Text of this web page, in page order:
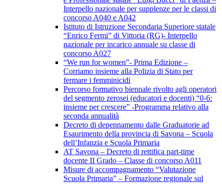
Interpello nazionale per supplenze per le classi di
concorso A040 e A042
Istituto di Istruzione Secondaria Superiore statale
“Enrico Fermi” di Vittoria (RG)- Interpello
nazionale per incarico annuale su classe di
concorso A027
“We run for women”- Prima Edizione –
Corriamo insieme alla Polizia di Stato per
fermare i femminicidi
Percorso formativo biennale rivolto agli operatori
del segmento zerosei (educatori e docenti) “0-6:
insieme per crescere” -Programma relativo alla
seconda annualità
Decreto di depennamento dalle Graduatorie ad
Esaurimento della provincia di Savona – Scuola
dell’Infanzia e Scuola Primaria
AT Savona – Decreto di rettifica part-time
docente II Grado – Classe di concorso A011
Misure di accompagnamento “Valutazione
Scuola Primaria” – Formazione regionale sul